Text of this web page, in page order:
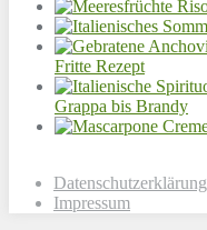
Fritte Rezept
Grappa bis Brandy
Datenschutzerklärung
Impressum